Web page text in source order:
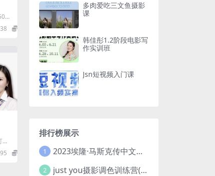
部
话
多肉爱吃三文鱼摄影
课
韩佳彤1.2阶段电影写
作实训班
Jsn短视频入门课
排行榜展示
1 2023埃隆·马斯克传中文版 电子书pdf
2 just you摄影调色训练营(已加密}